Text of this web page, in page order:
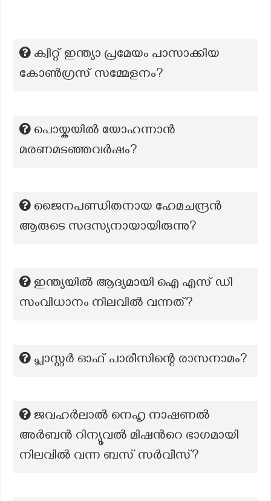
ക്വിറ്റ് ഇന്ത്യാ പ്രമേയം പാസാക്കിയ
കോൺഗ്രസ് സമ്മേളനം?
പൊയ്കയിൽ യോഹന്നാൻ
മരണമടഞ്ഞവർഷം?
ജൈനപണ്ഡിതനായ ഹേമചന്ദ്രൻ
ആരുടെ സദസ്യനായായിരുന്നു?
ഇന്ത്യയിൽ ആദ്യമായി ഐ എസ് ഡി
സംവിധാനം നിലവിൽ വന്നത്?
പ്ലാസ്റ്റർ ഓഫ് പാരീസിന്റെ രാസനാമം?
ജവഹർലാൽ നെഹൃ നാഷണൽ
അർബൻ റിന്യൂവൽ മിഷന്‍റെ ഭാഗമായി
നിലവിൽ വന്ന ബസ് സർവീസ്?